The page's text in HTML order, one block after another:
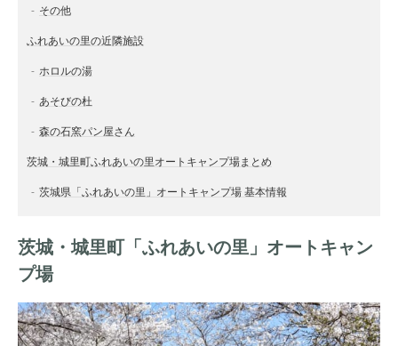
その他
ふれあいの里の近隣施設
ホロルの湯
あそびの杜
森の石窯パン屋さん
茨城・城里町ふれあいの里オートキャンプ場まとめ
茨城県「ふれあいの里」オートキャンプ場 基本情報
茨城・城里町「ふれあいの里」オートキャン
プ場